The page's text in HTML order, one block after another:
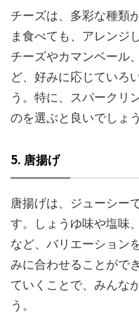
チーズは、多彩な種類
ま食べても、アレンジ
チーズやカマンベール
ど、好みに応じていろ
う。特に、スパークリ
のを選ぶと良いでしょう
5. 唐揚げ
唐揚げは、ジューシー
す。しょうゆ味や塩味
など、バリエーション
みに合わせることがで
ていくことで、みんな
う。